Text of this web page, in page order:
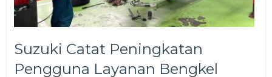
Suzuki Catat Peningkatan
Pengguna Layanan Bengkel